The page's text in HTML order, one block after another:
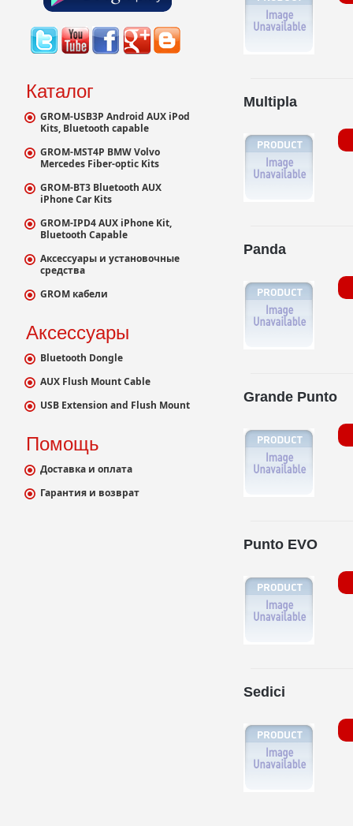
Каталог
GROM-USB3P Android AUX iPod
Kits, Bluetooth capable
GROM-MST4P BMW Volvo
Mercedes Fiber-optic Kits
GROM-BT3 Bluetooth AUX
iPhone Car Kits
GROM-IPD4 AUX iPhone Kit,
Bluetooth Capable
Аксессуары и установочные
средства
GROM кабели
Аксессуары
Bluetooth Dongle
AUX Flush Mount Cable
USB Extension and Flush Mount
Помощь
Доставка и оплата
Гарантия и возврат
Multipla
Panda
Grande Punto
Punto EVO
Sedici